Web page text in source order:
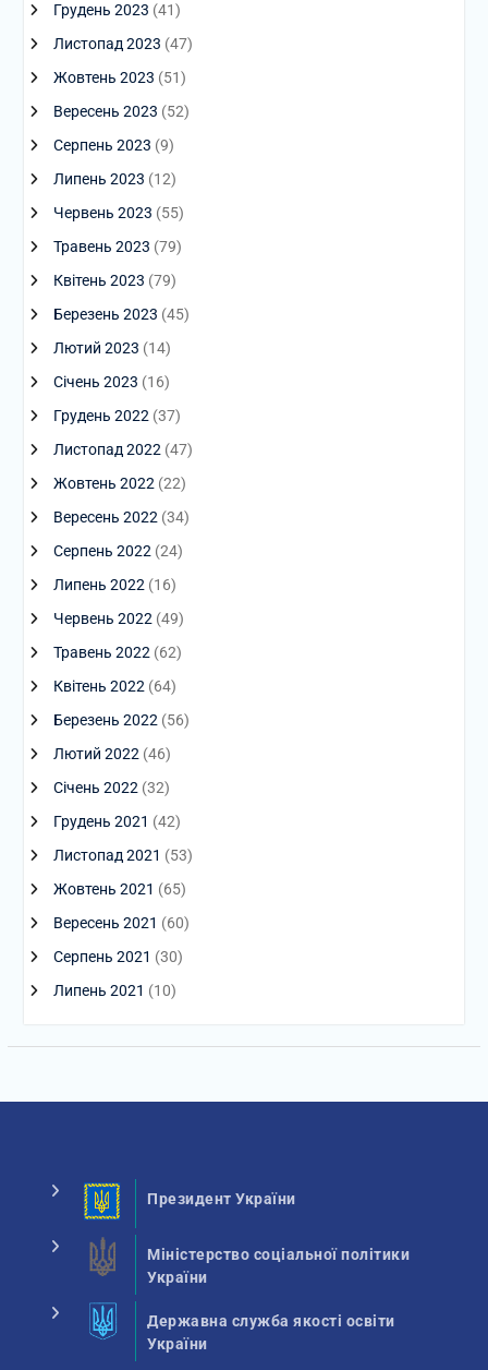
Грудень 2023 (41)
Листопад 2023 (47)
Жовтень 2023 (51)
Вересень 2023 (52)
Серпень 2023 (9)
Липень 2023 (12)
Червень 2023 (55)
Травень 2023 (79)
Квітень 2023 (79)
Березень 2023 (45)
Лютий 2023 (14)
Січень 2023 (16)
Грудень 2022 (37)
Листопад 2022 (47)
Жовтень 2022 (22)
Вересень 2022 (34)
Серпень 2022 (24)
Липень 2022 (16)
Червень 2022 (49)
Травень 2022 (62)
Квітень 2022 (64)
Березень 2022 (56)
Лютий 2022 (46)
Січень 2022 (32)
Грудень 2021 (42)
Листопад 2021 (53)
Жовтень 2021 (65)
Вересень 2021 (60)
Серпень 2021 (30)
Липень 2021 (10)
Президент України
Міністерство соціальної політики
України
Державна служба якості освіти
України